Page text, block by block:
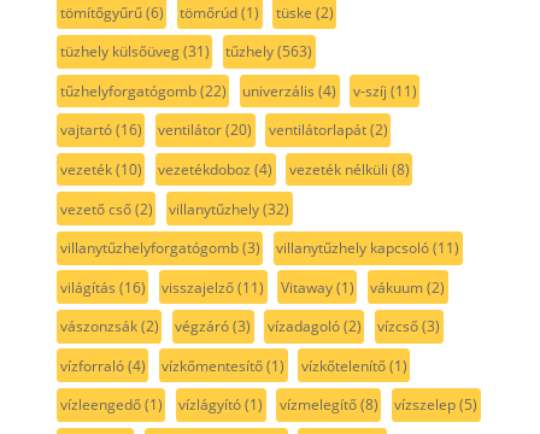
tömítőgyűrű(6) tömőrúd(1) tüske (2)
tüzhely külsőüveg(31) tűzhely(563)
tűzhelyforgatógomb(22) univerzális (4) v-szíj (11)
vajtartó(16) ventilátor(20) ventilátorlapát(2)
vezeték(10) vezetékdoboz (4) vezeték nélküli (8)
vezető cső(2) villanytűzhely(32)
villanytűzhelyforgatógomb(3) villanytűzhely kapcsoló(11)
világítás (16) visszajelző(11) Vitaway(1) vákuum(2)
vászonzsák(2) végzáró(3) vízadagoló(2) vízcső(3)
vízforraló(4) vízkőmentesítő(1) vízkőtelenítő(1)
vízleengedő(1) vízlágyító(1) vízmelegítő(8) vízszelep(5)